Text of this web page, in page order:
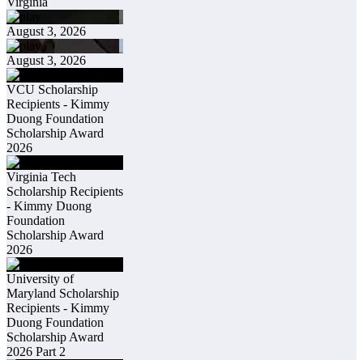
August 3, 2026
August 3, 2026
VCU Scholarship
Recipients - Kimmy
Duong Foundation
Scholarship Award
2026
Virginia Tech
Scholarship Recipients
- Kimmy Duong
Foundation
Scholarship Award
2026
University of
Maryland Scholarship
Recipients - Kimmy
Duong Foundation
Scholarship Award
2026 Part 2